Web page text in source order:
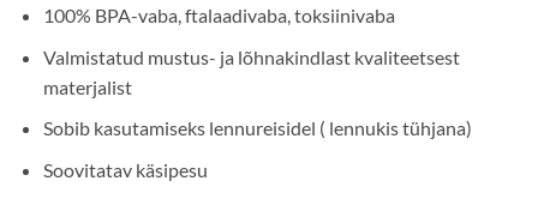
100% BPA-vaba, ftalaadivaba, toksiinivaba
Valmistatud mustus- ja lõhnakindlast kvaliteetsest
materjalist
Sobib kasutamiseks lennureisidel ( lennukis tühjana)
Soovitatav käsipesu